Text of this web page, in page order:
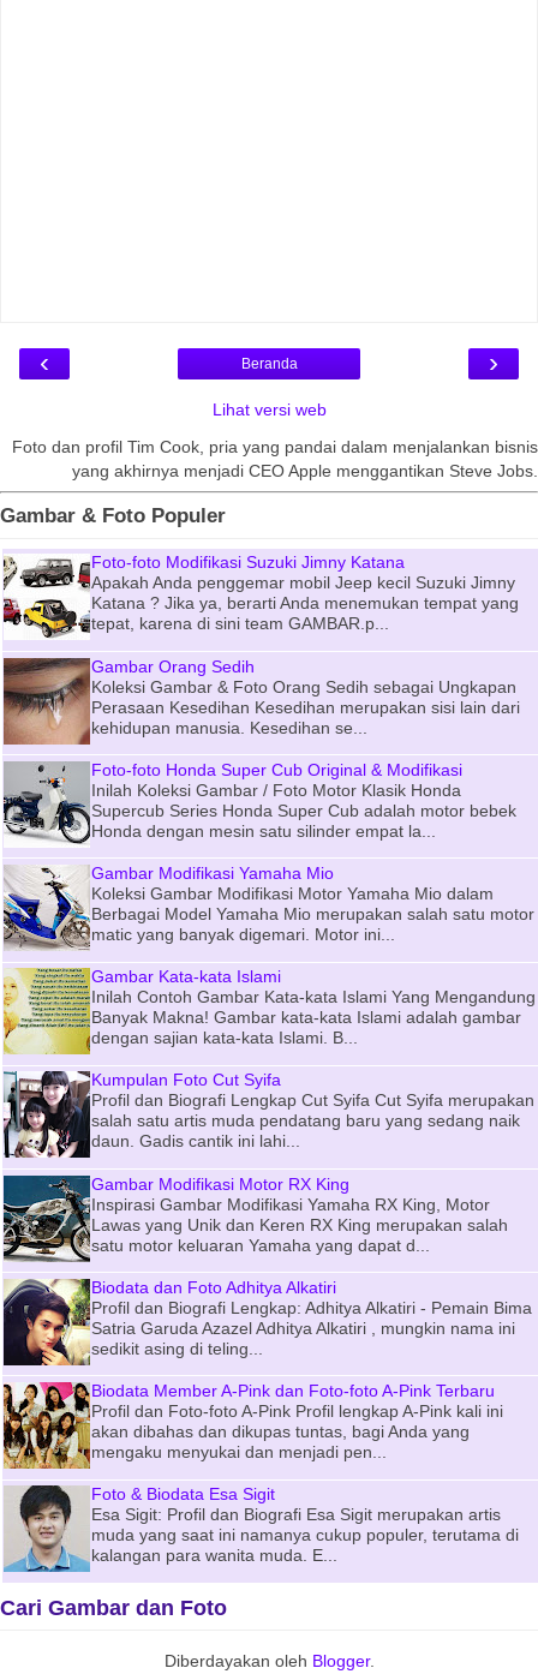
‹ ›
Beranda
Lihat versi web
Foto dan profil Tim Cook, pria yang pandai dalam menjalankan bisnis
yang akhirnya menjadi CEO Apple menggantikan Steve Jobs.
Gambar & Foto Populer
Foto-foto Modifikasi Suzuki Jimny Katana
Apakah Anda penggemar mobil Jeep kecil Suzuki Jimny
Katana ? Jika ya, berarti Anda menemukan tempat yang
tepat, karena di sini team GAMBAR.p...
Gambar Orang Sedih
Koleksi Gambar & Foto Orang Sedih sebagai Ungkapan
Perasaan Kesedihan Kesedihan merupakan sisi lain dari
kehidupan manusia. Kesedihan se...
Foto-foto Honda Super Cub Original & Modifikasi
Inilah Koleksi Gambar / Foto Motor Klasik Honda
Supercub Series Honda Super Cub adalah motor bebek
Honda dengan mesin satu silinder empat la...
Gambar Modifikasi Yamaha Mio
Koleksi Gambar Modifikasi Motor Yamaha Mio dalam
Berbagai Model Yamaha Mio merupakan salah satu motor
matic yang banyak digemari. Motor ini...
Gambar Kata-kata Islami
Inilah Contoh Gambar Kata-kata Islami Yang Mengandung
Banyak Makna! Gambar kata-kata Islami adalah gambar
dengan sajian kata-kata Islami. B...
Kumpulan Foto Cut Syifa
Profil dan Biografi Lengkap Cut Syifa Cut Syifa merupakan
salah satu artis muda pendatang baru yang sedang naik
daun. Gadis cantik ini lahi...
Gambar Modifikasi Motor RX King
Inspirasi Gambar Modifikasi Yamaha RX King, Motor
Lawas yang Unik dan Keren RX King merupakan salah
satu motor keluaran Yamaha yang dapat d...
Biodata dan Foto Adhitya Alkatiri
Profil dan Biografi Lengkap: Adhitya Alkatiri - Pemain Bima
Satria Garuda Azazel Adhitya Alkatiri , mungkin nama ini
sedikit asing di teling...
Biodata Member A-Pink dan Foto-foto A-Pink Terbaru
Profil dan Foto-foto A-Pink Profil lengkap A-Pink kali ini
akan dibahas dan dikupas tuntas, bagi Anda yang
mengaku menyukai dan menjadi pen...
Foto & Biodata Esa Sigit
Esa Sigit: Profil dan Biografi Esa Sigit merupakan artis
muda yang saat ini namanya cukup populer, terutama di
kalangan para wanita muda. E...
Cari Gambar dan Foto
Diberdayakan oleh Blogger.